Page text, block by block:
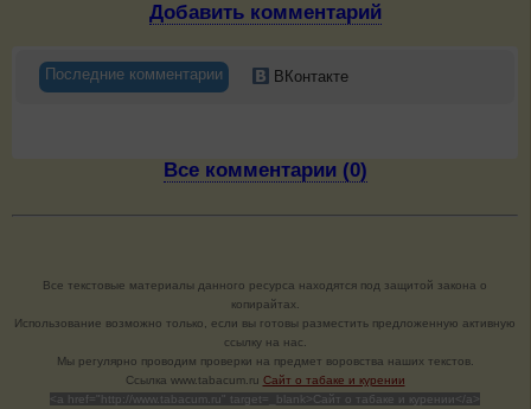
Добавить комментарий
Последние комментарии ВКонтакте
Все комментарии (0)
Все текстовые материалы данного ресурса находятся под защитой закона о
копирайтах.
Использование возможно только, если вы готовы разместить предложенную активную
ссылку на нас.
Мы регулярно проводим проверки на предмет воровства наших текстов.
Cсылка www.tabacum.ru Сайт о табаке и курении
<a href="http://www.tabacum.ru" target=_blank>Сайт о табаке и курении</a>